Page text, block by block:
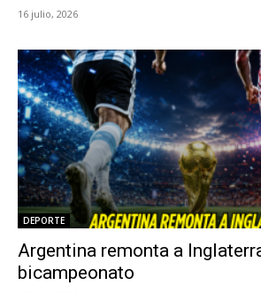
16 julio, 2026
DEPORTE
Argentina remonta a
bicampeonato